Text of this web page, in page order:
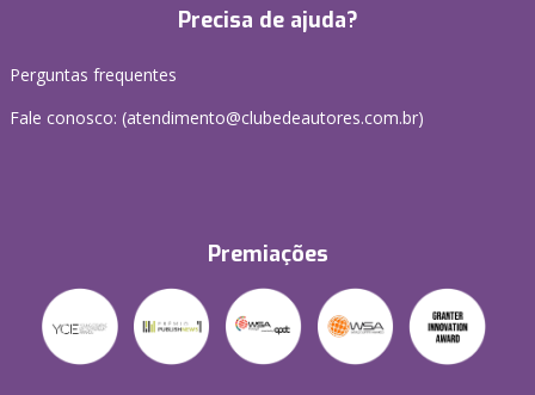
Precisa de ajuda?
Perguntas frequentes
Fale conosco: (atendimento@clubedeautores.com.br)
Premiações